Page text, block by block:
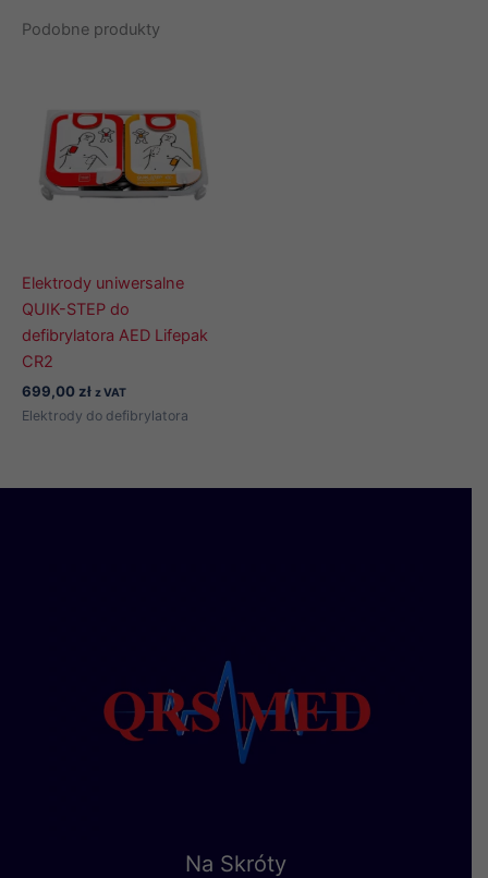
Podobne produkty
Elektrody uniwersalne
QUIK-STEP do
defibrylatora AED Lifepak
CR2
699,00 zł z VAT
Elektrody do defibrylatora
Na Skróty